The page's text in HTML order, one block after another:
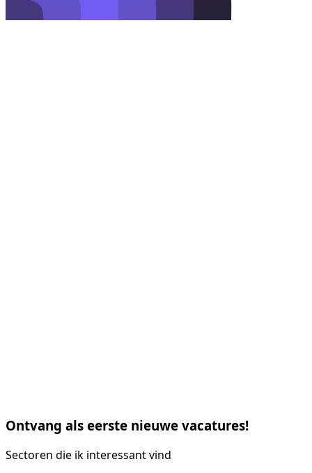
Ontvang als eerste nieuwe vacatures!
Sectoren die ik interessant vind